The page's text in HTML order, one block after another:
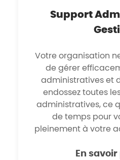
Support
Votre organisation
de gérer
administratives et
endossez toutes
administratives, ce
de temps pour
pleinement à votre
En